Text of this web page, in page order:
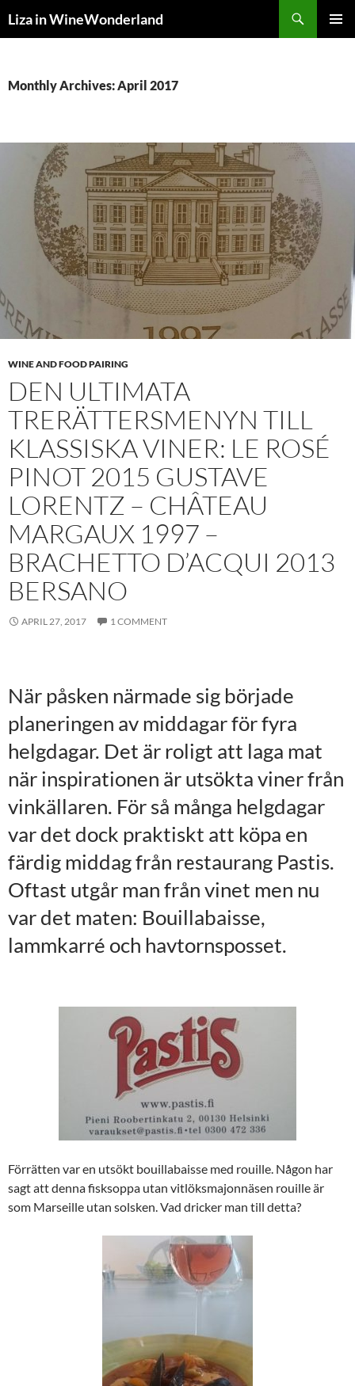
toLiza in WineWonderland
Monthly Archives: April 2017
WINE AND FOOD PAIRING
DEN ULTIMATA
TRERÄTTERSMENYN TILL
KLASSISKA VINER: LE ROSÉ
PINOT 2015 GUSTAVE
LORENTZ – CHÂTEAU
MARGAUX 1997 –
BRACHETTO D’ACQUI 2013
BERSANO
APRIL 27, 2017 1 COMMENT
När påsken närmade sig började
planeringen av middagar för fyra
helgdagar. Det är roligt att laga mat
när inspirationen är utsökta viner från
vinkällaren. För så många helgdagar
var det dock praktiskt att köpa en
färdig middag från restaurang Pastis.
Oftast utgår man från vinet men nu
var det maten: Bouillabaisse,
lammkarré och havtornsposset.
Förrätten var en utsökt bouillabaisse med rouille. Någon har
sagt att denna fisksoppa utan vitlöksmajonnäsen rouille är
som Marseille utan solsken. Vad dricker man till detta?